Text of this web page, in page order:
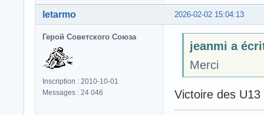
2026-02-02 15:04:13
letarmo
Герой Советского Союза
Inscription : 2010-10-01
Messages : 24 046
jeanmi a
Merci
Victoire des